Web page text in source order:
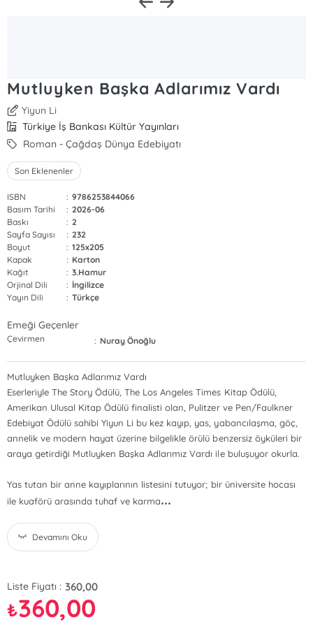
Mutluyken Başka Adlarımız Vardı
Yiyun Li
Türkiye İş Bankası Kültür Yayınları
Roman - Çağdaş Dünya Edebiyatı
Son Eklenenler
ISBN : 9786253844066
Basım Tarihi
: 2026-06
Baskı
: 2
Sayfa Sayısı
: 232
Boyut
: 125x205
Kapak
: Karton
Kağıt
: 3.Hamur
Orjinal Dili
: İngilizce
Yayın Dili
: Türkçe
Emeği Geçenler
Çevirmen : Nuray Önoğlu
Mutluyken Başka Adlarımız Vardı
Eserleriyle The Story Ödülü, The Los Angeles Times Kitap Ödülü,
Amerikan Ulusal Kitap Ödülü finalisti olan, Pulitzer ve Pen/Faulkner
Edebiyat Ödülü sahibi Yiyun Li bu kez kayıp, yas, yabancılaşma, göç,
annelik ve modern hayat üzerine bilgelikle örülü benzersiz öyküleri bir
araya getirdiği Mutluyken Başka Adlarımız Vardı ile buluşuyor okurla.
Yas tutan bir anne kayıplarının listesini tutuyor; bir üniversite hocası
ile kuaförü arasında tuhaf ve karma...
Devamını Oku
Liste Fiyatı : 360,00
₺360,00